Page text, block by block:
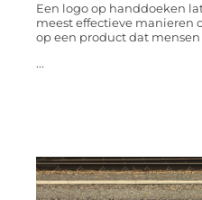
Een logo op handdoeken
meest effectieve manieren
op een product dat
...